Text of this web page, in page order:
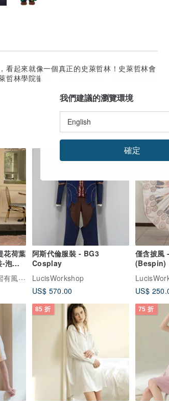
看起來就像一個真正的史萊哲林！史萊哲林會
林學院徽章，兜帽上有開口，可容納熊的耳
花荷葉
泡沫
Rising Boutique l 練習有風格睡衣設計
阿斯代倫服裝 - BG3
Cosplay
LucisWorkshop
US$ 570.00
僅含披風
(Bespin)
- 客製化
US$
85 折 75 折
我們建議的瀏覽環境
確定